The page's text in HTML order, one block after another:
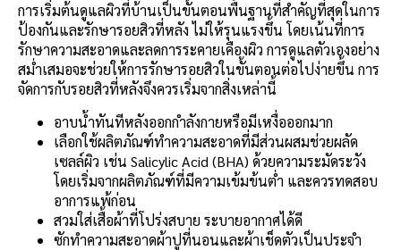
การเริ่มต้นดูแลผิวที่บ้านเป็นขั้นตอนพื้นฐานที่สำคัญที่สุดในการ
ป้องกันและรักษารอยสิวที่หลัง ไม่ให้รุนแรงขึ้น โดยเน้นที่การ
รักษาความสะอาดและลดการระคายเคืองผิว การดูแลตัวเองอย่าง
สม่ำเสมอจะช่วยให้การรักษารอยสิวในขั้นตอนต่อไปง่ายขึ้น การ
จัดการกับรอยสิวที่หลังจึงควรเริ่มจากสิ่งเหล่านี้
อาบน้ำทันทีหลังออกกำลังกายหรือมีเหงื่อออกมาก
เลือกใช้ผลิตภัณฑ์ทำความสะอาดที่มีส่วนผสมช่วยผลัด
เซลล์ผิว เช่น Salicylic Acid (BHA) ด้วยความระมัดระวัง
โดยเริ่มจากผลิตภัณฑ์ที่มีความเข้มข้นต่ำ และควรทดสอบ
อาการแพ้ก่อน
สวมใส่เสื้อผ้าที่โปร่งสบาย ระบายอากาศได้ดี
ซักทำความสะอาดผ้าปูที่นอนและผ้าเช็ดตัวเป็นประจำ